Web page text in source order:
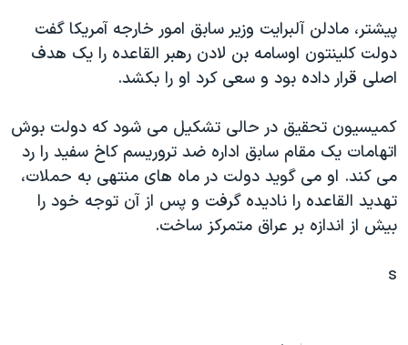
اقتصادی
علم و فناوری
گالری عکس
آرشیو پخش زنده
حمله جمهوری اسلامی به اسرائیل
رمز مهسا
اعتراضات زن، زندگی، آزادی
مجموعه مستندهای دادخواهی
تریبونال مردمی آبان ۹۸
پيشتر، مادلن آلبرايت وزير سابق امور خارجه آمريکا گفت
دولت کلينتون اوسامه بن لادن رهبر القاعده را يک هدف
اصلی قرار داده بود و سعی کرد او را بکشد.
کميسيون تحقيق در حالی تشکيل می شود که دولت بوش
اتهامات يک مقام سابق اداره ضد تروريسم کاخ سفيد را رد
می کند. او می گويد دولت در ماه های منتهی به حملات،
تهديد القاعده را ناديده گرفت و پس از آن توجه خود را
بيش از اندازه بر عراق متمرکز ساخت.
s